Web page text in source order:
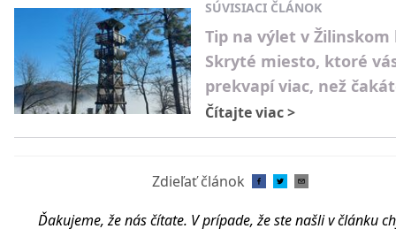
SÚVISIACI ČLÁNOK
Tip na výlet v Žilinskom
Skryté miesto, ktoré
prekvapí viac, než
Čítajte viac>
Zdieľať článok
Ďakujeme, že nás čítate. V prípade, že ste našli v článku